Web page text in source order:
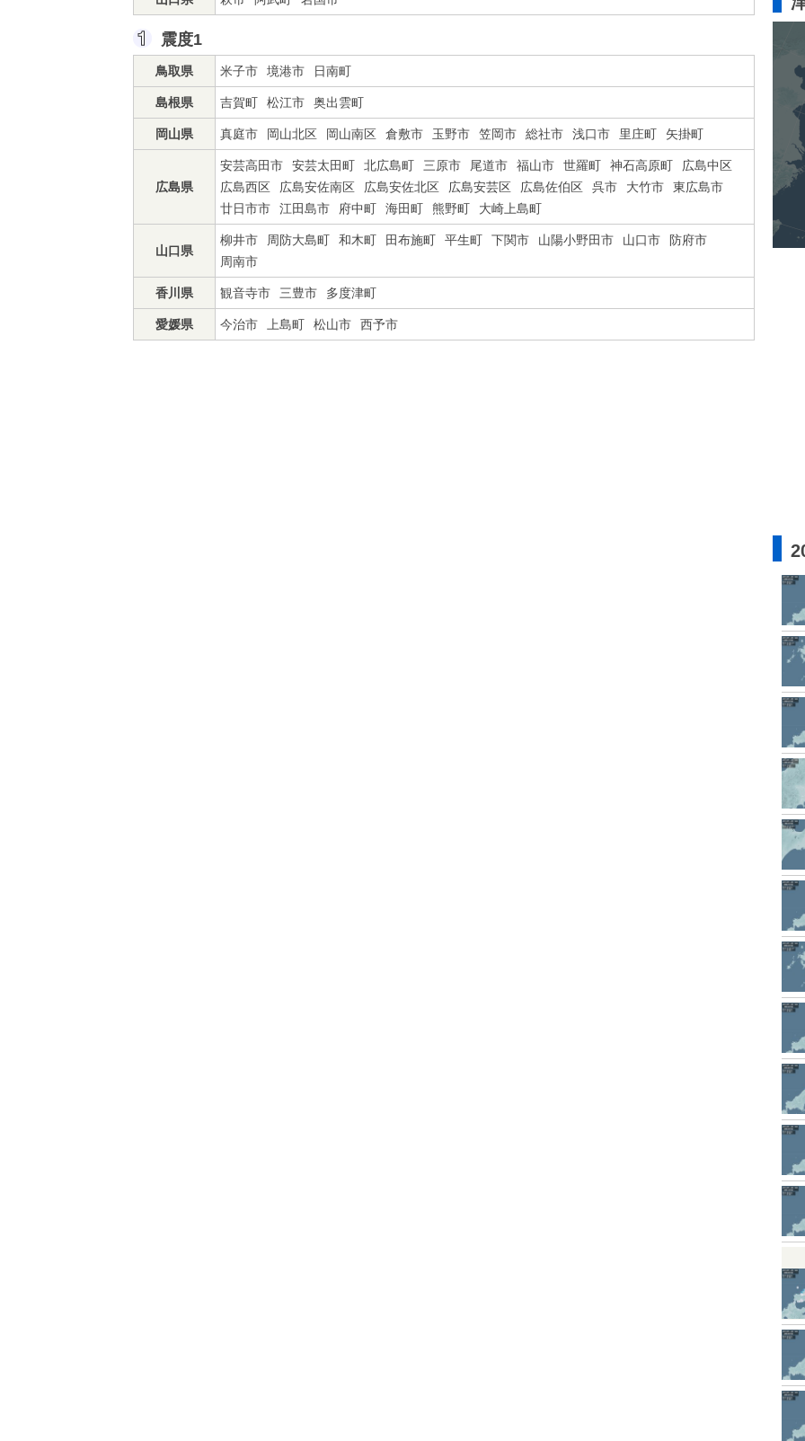
震度1
鳥取県 米子市 境港市 日南町
島根県 吉賀町 松江市 奥出雲町
岡山県 真庭市 岡山北区 岡山南区 倉敷市 玉野市 笠岡市 総社市 浅口市 里庄町 矢掛町
広島県
安芸高田市 安芸太田町 北広島町 三原市 尾道市 福山市 世羅町 神石高原町
広島中区
広島西区
広島安佐南区 広島安佐北区 広島安芸区 広島佐伯区 呉市 大竹市
東広島市
廿日市市
江田島市 府中町 海田町 熊野町 大崎上島町
山口県
柳井市 周防大島町 和木町 田布施町 平生町 下関市 山陽小野田市 山口市
防府市
周南市
香川県 観音寺市 三豊市 多度津町
愛媛県 今治市 上島町 松山市 西予市